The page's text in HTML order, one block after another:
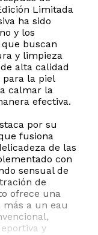
Limitada
ha sido
y los
buscan
y limpieza
alta calidad
la piel
calmar la
efectiva.
por su
fusiona
de las
con
sensual de
de
ofrece una
a un eau
y